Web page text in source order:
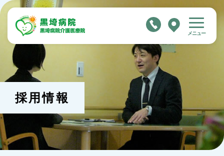
ホーム
当院について
入院のご案内 入院時の持ち物
メニュー
採用情報